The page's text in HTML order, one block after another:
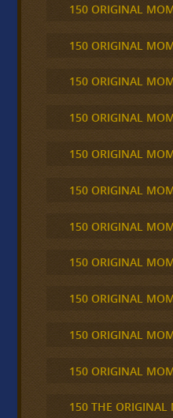
150 ORIGINAL
150 ORIGINAL
150 ORIGINAL
150 ORIGINAL
150 ORIGINAL
150 ORIGINAL
150 ORIGINAL
150 ORIGINAL
150 ORIGINAL
150 ORIGINAL
150 ORIGINAL
150 THE ORIGINAL